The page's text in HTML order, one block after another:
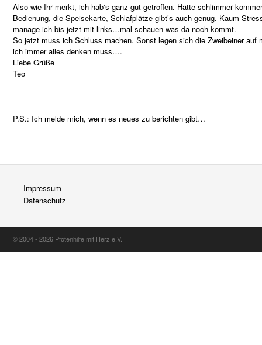
Also wie Ihr merkt, ich hab‘s ganz gut getroffen. Hätte schlimmer
Bedienung, die Speisekarte, Schlafplätze gibt’s auch genug. Kaum
manage ich bis jetzt mit links…mal schauen was da noch kommt.
So jetzt muss ich Schluss machen. Sonst legen sich die Zweibeiner auf
ich immer alles denken muss….
Liebe Grüße
Teo
P.S.: Ich melde mich, wenn es neues zu berichten gibt…
Impressum
Datenschutz
© 2004 - 2026 Pfotenhilfe mit Herz e.V.